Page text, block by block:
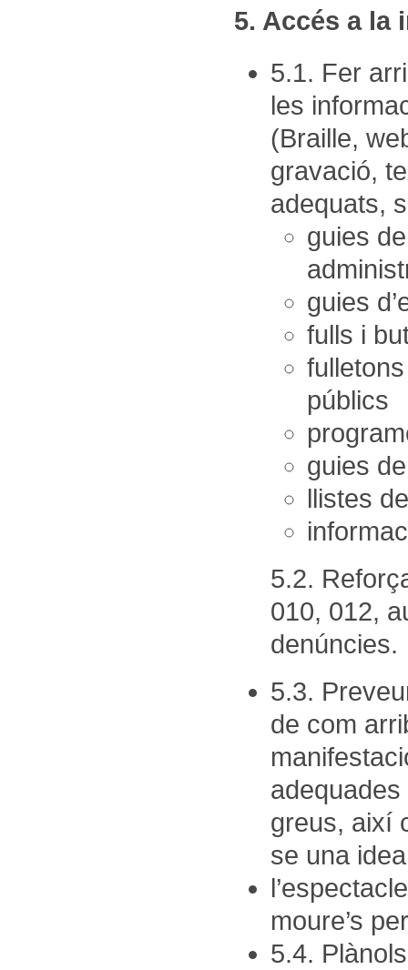
5. Accés a la
5.1. Fer
les
(Braille,
gravació,
adequats,
guies
guies
fulls i
públics
guies
llistes
5.2.
010, 012,
denúncies.
5.3.
de com
greus, així
se una
moure’s
5.4.